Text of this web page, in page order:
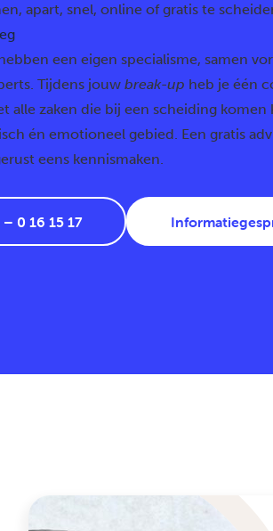
apart, snel, online of gratis te
een eigen specialisme, samen
Tijdens jouw break-up heb je één
alle zaken die bij een scheiding komen
én emotioneel gebied. Een gratis
eens kennismaken.
0 16 15 17